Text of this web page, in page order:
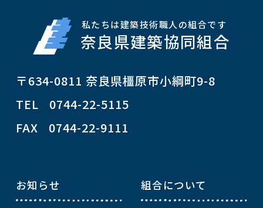
私たちは建築技術職人の組合です
奈良県建築協同組合
〒634-0811 奈良県橿原市小綱町9-8
TEL 0744-22-5115
FAX 0744-22-9111
お知らせ 組合について